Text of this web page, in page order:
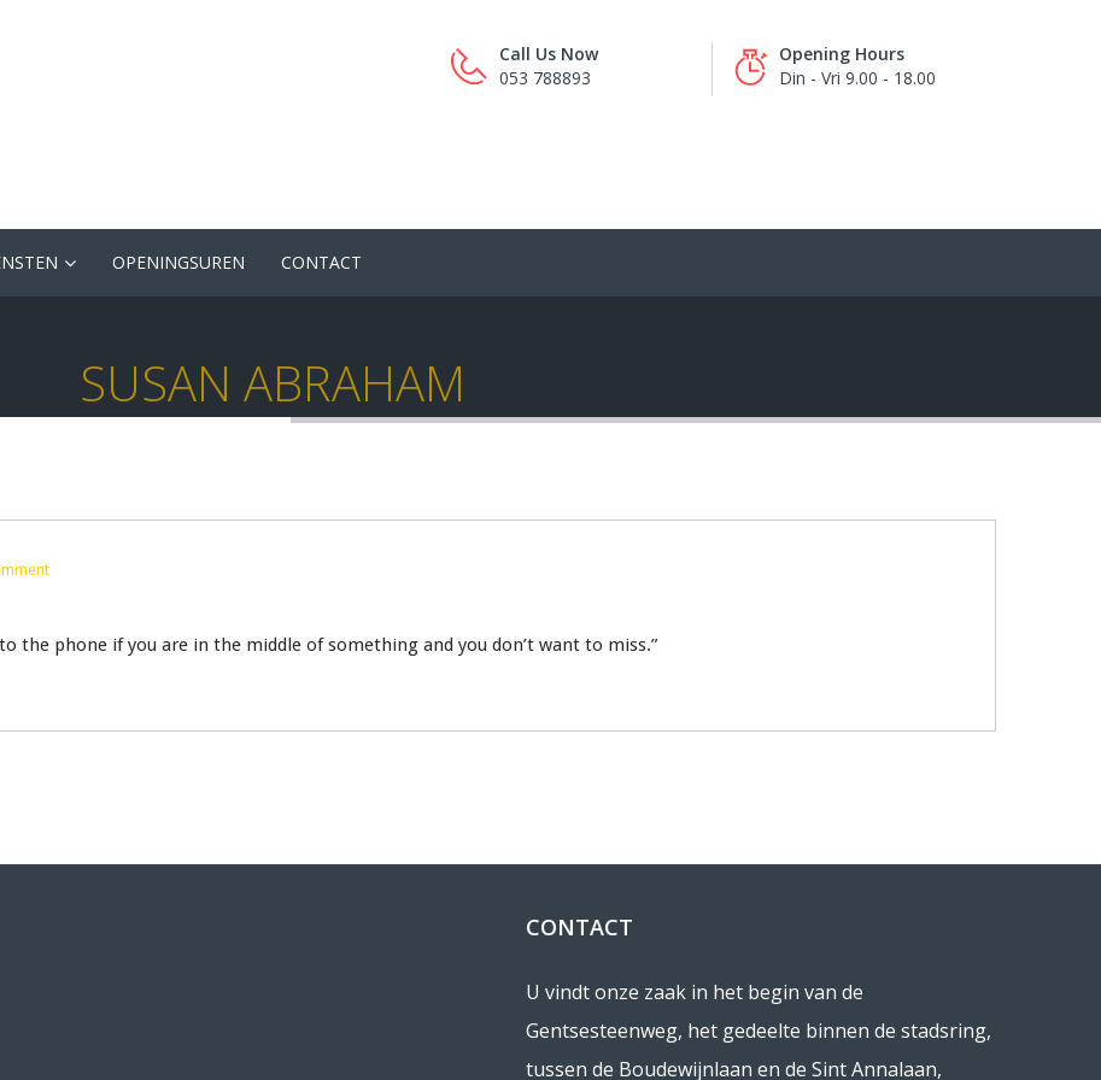
Call Us Now
053 788893
Opening Hours
Din - Vri 9.00 - 18.00
OPENINGSUREN CONTACT
SUSAN ABRAHAM
the phone if you are in the middle of something and you don’t want to miss.”
CONTACT
U vindt onze zaak in het begin van de
Gentsesteenweg, het gedeelte binnen de stadsring,
tussen de Boudewijnlaan en de Sint Annalaan,